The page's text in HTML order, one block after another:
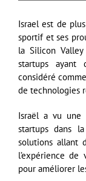
Israel est de
sportif et ses
la Silicon
startups ayant
considéré
de technologies
Israël a vu une
startups dans
solutions allant
l’expérience de
pour améliorer